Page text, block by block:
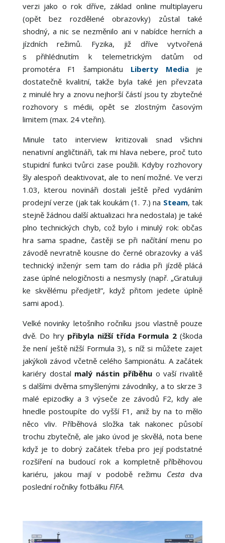
verzi jako o rok dříve, základ online multiplayeru
(opět bez rozdělené obrazovky) zůstal také
shodný, a nic se nezměnilo ani v nabídce herních a
jízdních režimů. Fyzika, již dříve vytvořená
s přihlédnutím k telemetrickým datům od
promotéra F1 šampionátu Liberty Mediaje
dostatečně kvalitní, takže byla také jen převzata
z minulé hry a znovu nejhorší částí jsou ty zbytečné
rozhovory s médii, opět se zlostným časovým
limitem (max. 24 vteřin).
Minule tato interview kritizovali snad všichni
nenativní angličtináři, tak mi hlava nebere, proč tuto
stupidní funkci tvůrci zase použili. Kdyby rozhovory
šly alespoň deaktivovat, ale to není možné. Ve verzi
1.03, kterou novináři dostali ještě před vydáním
prodejní verze (jak tak koukám (1. 7.) na Steam, tak
stejně žádnou další aktualizaci hra nedostala) je také
plno technických chyb, což bylo i minulý rok: občas
hra sama spadne, častěji se při načítání menu po
závodě nevratně kousne do černé obrazovky a váš
technický inženýr sem tam do rádia při jízdě plácá
zase úplné nelogičnosti a nesmysly (např. „Gratuluji
ke skvělému předjetí!”, když přitom jedete úplně
sami apod.).
Velké novinky letošního ročníku jsou vlastně pouze
dvě. Do hry přibyla nižší třída Formula 2(škoda
že není ještě nižší Formula 3), s níž si můžete zajet
jakýkoli závod včetně celého šampionátu. A začátek
kariéry dostal malý nástin příběhuo vaší rivalitě
s dalšími dvěma smyšlenými závodníky, a to skrze 3
malé epizodky a 3 výseče ze závodů F2, kdy ale
hnedle postoupíte do vyšší F1, aniž by na to mělo
něco vliv. Příběhová složka tak nakonec působí
trochu zbytečně, ale jako úvod je skvělá, nota bene
když je to dobrý začátek třeba pro její podstatné
rozšíření na budoucí rok a kompletně příběhovou
kariéru, jakou mají v podobě režimu Cesta dva
poslední ročníky fotbálku FIFA.